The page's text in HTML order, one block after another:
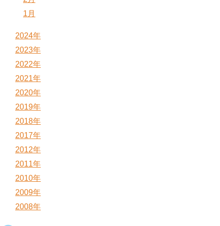
1月
2024年
2023年
2022年
2021年
2020年
2019年
2018年
2017年
2012年
2011年
2010年
2009年
2008年